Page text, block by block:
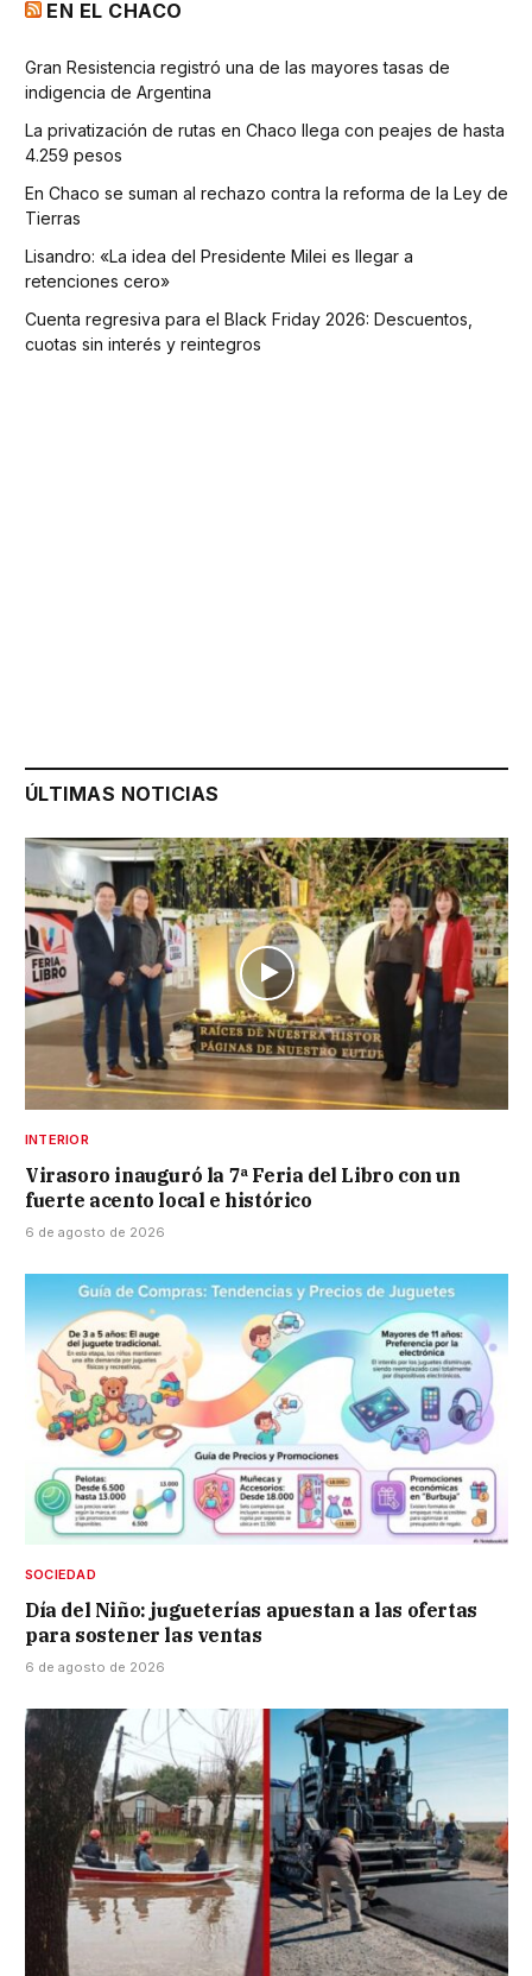
EN EL CHACO
Gran Resistencia registró una de las mayores tasas de
indigencia de Argentina
La privatización de rutas en Chaco llega con peajes de hasta
4.259 pesos
En Chaco se suman al rechazo contra la reforma de la Ley de
Tierras
Lisandro: «La idea del Presidente Milei es llegar a
retenciones cero»
Cuenta regresiva para el Black Friday 2026: Descuentos,
cuotas sin interés y reintegros
ÚLTIMAS NOTICIAS
INTERIOR
Virasoro inauguró la 7ª Feria del Libro con un
fuerte acento local e histórico
6 de agosto de 2026
SOCIEDAD
Día del Niño: jugueterías apuestan a las ofertas
para sostener las ventas
6 de agosto de 2026